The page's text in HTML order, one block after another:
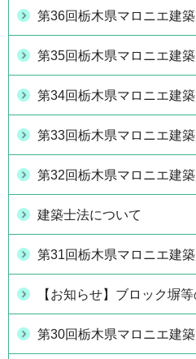
第36回栃木県マロニエ建
第35回栃木県マロニエ建
第34回栃木県マロニエ建
第33回栃木県マロニエ建
第32回栃木県マロニエ建
建築士法について
第31回栃木県マロニエ建
【お知らせ】ブロック塀
第30回栃木県マロニエ建